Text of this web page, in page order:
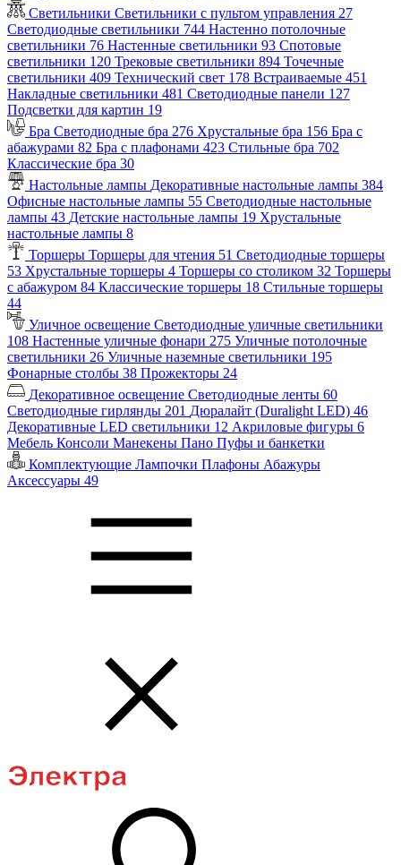
Светильники Светильники с пультом управления 27
Светодиодные светильники 744 Настенно потолочные
светильники 76 Настенные светильники 93 Спотовые
светильники 120 Трековые светильники 894 Точечные
светильники 409 Технический свет 178 Встраиваемые 451
Накладные светильники 481 Светодиодные панели 127
Подсветки для картин 19
Бра Светодиодные бра 276 Хрустальные бра 156 Бра с
абажурами 82 Бра с плафонами 423 Стильные бра 702
Классические бра 30
Настольные лампы Декоративные настольные лампы 384
Офисные настольные лампы 55 Светодиодные настольные
лампы 43 Детские настольные лампы 19 Хрустальные
настольные лампы 8
Торшеры Торшеры для чтения 51 Светодиодные торшеры
53 Хрустальные торшеры 4 Торшеры со столиком 32 Торшеры
с абажуром 84 Классические торшеры 18 Стильные торшеры
44
Уличное освещение Светодиодные уличные светильники
108 Настенные уличные фонари 275 Уличные потолочные
светильники 26 Уличные наземные светильники 195
Фонарные столбы 38 Прожекторы 24
Декоративное освещение Светодиодные ленты 60
Светодиодные гирлянды 201 Дюралайт (Duralight LED) 46
Декоративные LED светильники 12 Акриловые фигуры 6
Мебель Консоли Манекены Пано Пуфы и банкетки
Комплектующие Лампочки Плафоны Абажуры
Аксессуары 49